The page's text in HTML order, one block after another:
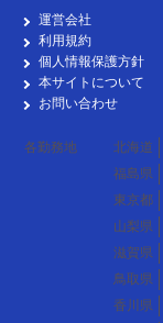
運営会社
利用規約
個人情報保護方針
本サイトについて
お問い合わせ
各勤務地 北海道
福島県
東京都
山梨県
滋賀県
鳥取県
香川県